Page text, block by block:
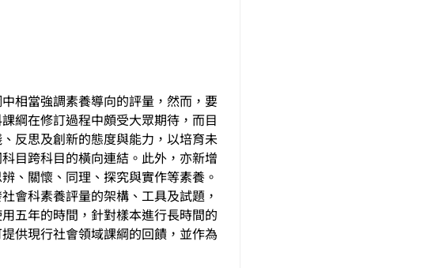
相當強調素養導向的評量，然而，要
綱在修訂過程中頗受大眾期待，而目
反思及創新的態度與能力，以培育未
目跨科目的橫向連結。此外，亦新增
、關懷、同理、探究與實作等素養。
會科素養評量的架構、工具及試題，
五年的時間，針對樣本進行長時間的
供現行社會領域課綱的回饋，並作為